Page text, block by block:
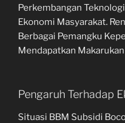
Perkembangan
Ekonomi Masyarakat.
Berbagai Pemangku
Mendapatkan
Pengaruh Terhadap
Situasi BBM Subsidi